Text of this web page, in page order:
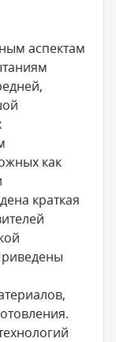
аспектам
как
краткая